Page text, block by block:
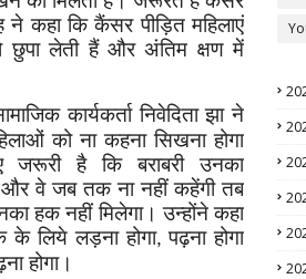
कहा कि कैंसर पीड़ित महिलाएं
छुपा लेती हैं और अंतिम क्षण में
कार्यकर्ता निवेदिता झा ने
को ना कहना सिखना होगा
जरूरी है कि बराबरी उनका
वे जब तक ना नहीं कहेंगी तब
हक नहीं मिलेगा। उन्होंने कहा
के लिये लड़ना होगा,पढ़ना होगा
होगा।